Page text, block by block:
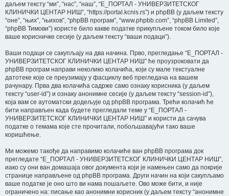
даљем тексту “ми”, “нас”, “наш”, “E_ПОРТАЛ - УНИВЕРЗИТЕТСКОГ
КЛИНИЧКИ ЦЕНТАР НИШ”, “https://portal.kcnis.rs”) и phpBB (у даљем тексту
“оне”, “њих”, “њихов”, “phpBB програм”, “www.phpbb.com”, “phpBB Limited”,
“phpBB Тимови”) користе било какве податке прикупљене током било које
ваше корисничке сесије (у даљем тексту “ваши подаци”).
Ваши подаци се сакупљају на два начина. Прво, прегледање “E_ПОРТАЛ -
УНИВЕРЗИТЕТСКОГ КЛИНИЧКИ ЦЕНТАР НИШ” ће проузроковати да
phpBB програм направи неколико колачића, који су мале текстуалне
датотеке које се преузимају у фасциклу веб прегледача на вашем
рачунару. Прва два колачића садрже само ознаку корисника (у даљем
тексту “user-id”) и ознаку анонимне сесије (у даљем тексту “session-id”),
која вам се аутоматски додељује од phpBB програма. Трећи колачић ће
бити направљен када будете прегледали теме у “E_ПОРТАЛ -
УНИВЕРЗИТЕТСКОГ КЛИНИЧКИ ЦЕНТАР НИШ” и користи да сачува
податке о темама које сте прочитали, побољшавајући тако ваше
коришћење.
Ми можемо такође да направимо колачиће ван phpBB програма док
прегледате “E_ПОРТАЛ - УНИВЕРЗИТЕТСКОГ КЛИНИЧКИ ЦЕНТАР НИШ”,
иако су они ван домашаја овог документа који је намењен само да покрије
странице направљене од phpBB програма. Други начин на који сакупљамо
ваше податке је оно што ви нама пошаљете. Ово може бити, и није
ограничено на: писање као анонимни корисник (у даљем тексту “анонимне